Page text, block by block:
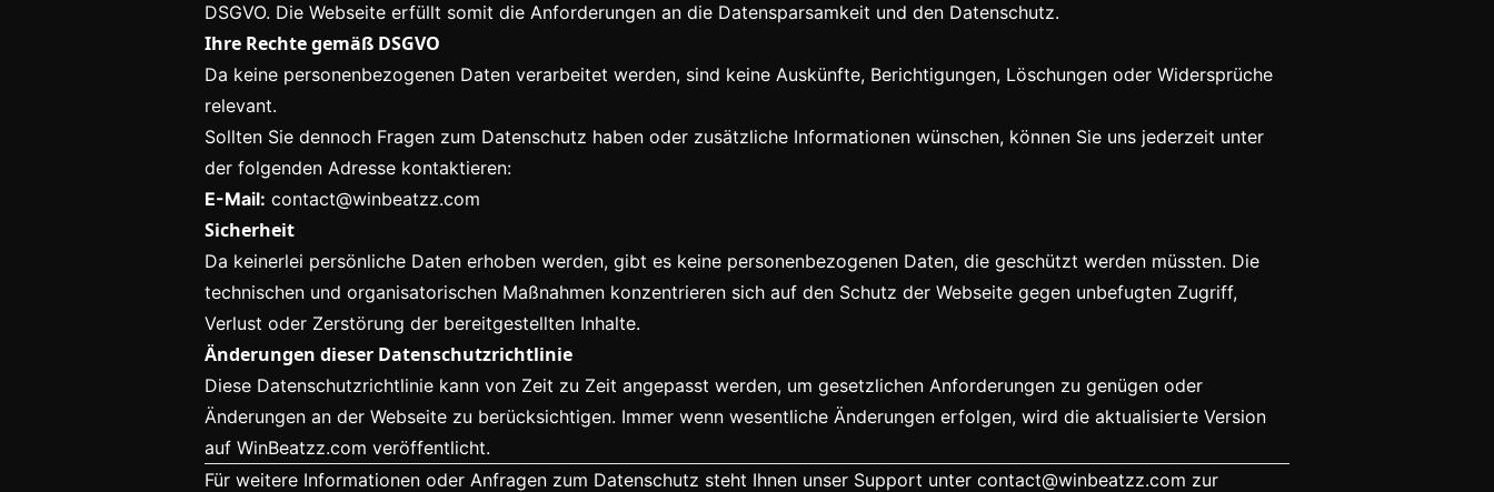
DSGVO. Die Webseite erfüllt somit die Anforderungen an die Datensparsamkeit und den Datenschutz.
Ihre Rechte gemäß DSGVO
Da keine personenbezogenen Daten verarbeitet werden, sind keine Auskünfte, Berichtigungen, Löschungen oder Widersprüche
relevant.
Sollten Sie dennoch Fragen zum Datenschutz haben oder zusätzliche Informationen wünschen, können Sie uns jederzeit unter
der folgenden Adresse kontaktieren:
E-Mail: contact@winbeatzz.com
Sicherheit
Da keinerlei persönliche Daten erhoben werden, gibt es keine personenbezogenen Daten, die geschützt werden müssten. Die
technischen und organisatorischen Maßnahmen konzentrieren sich auf den Schutz der Webseite gegen unbefugten Zugriff,
Verlust oder Zerstörung der bereitgestellten Inhalte.
Änderungen dieser Datenschutzrichtlinie
Diese Datenschutzrichtlinie kann von Zeit zu Zeit angepasst werden, um gesetzlichen Anforderungen zu genügen oder
Änderungen an der Webseite zu berücksichtigen. Immer wenn wesentliche Änderungen erfolgen, wird die aktualisierte Version
auf WinBeatzz.com veröffentlicht.
Für weitere Informationen oder Anfragen zum Datenschutz steht Ihnen unser Support unter contact@winbeatzz.com zur